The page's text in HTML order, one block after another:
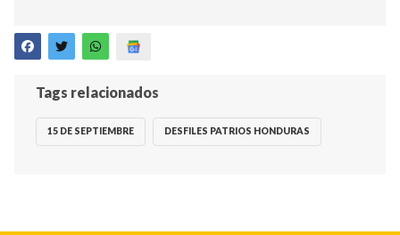
Tags relacionados
15 DE SEPTIEMBRE DESFILES PATRIOS HONDURAS